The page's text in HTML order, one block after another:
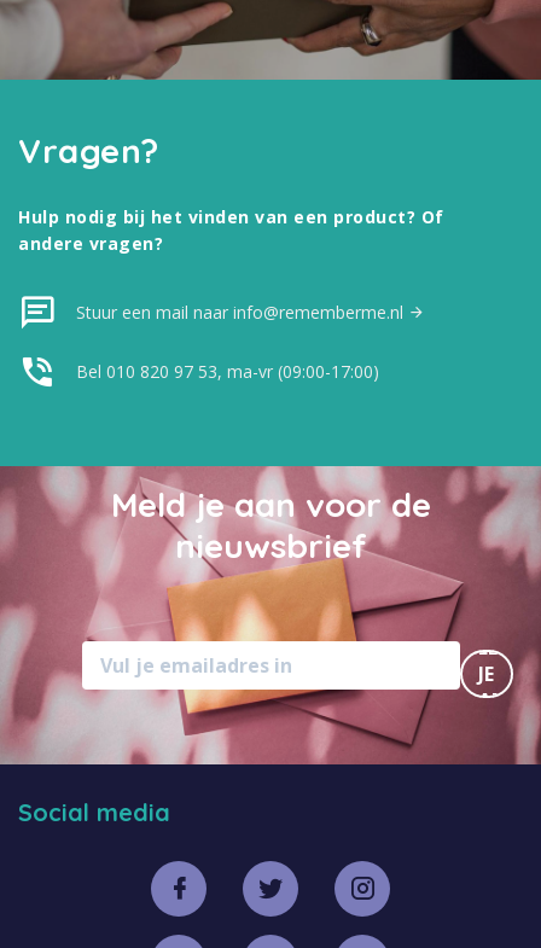
Vragen?
Hulp nodig bij het vinden van een product? Of
andere vragen?
Stuur een mail naar info@rememberme.nl
Bel 010 820 97 53, ma-vr (09:00-17:00)
Meld je aan voor de
nieuwsbrief
MELD
JE
AAN
Social media